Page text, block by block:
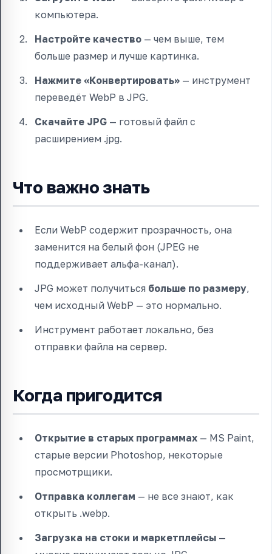
компьютера.
Настройте качество — чем выше, тем
больше размер и лучше картинка.
Нажмите «Конвертировать» — инструмент
переведёт WebP в JPG.
Скачайте JPG — готовый файл с
расширением .jpg.
Что важно знать
Если WebP содержит прозрачность, она
заменится на белый фон (JPEG не
поддерживает альфа-канал).
JPG может получиться больше по размеру,
чем исходный WebP — это нормально.
Инструмент работает локально, без
отправки файла на сервер.
Когда пригодится
Открытие в старых программах — MS Paint,
старые версии Photoshop, некоторые
просмотрщики.
Отправка коллегам — не все знают, как
открыть .webp.
Загрузка на стоки и маркетплейсы —